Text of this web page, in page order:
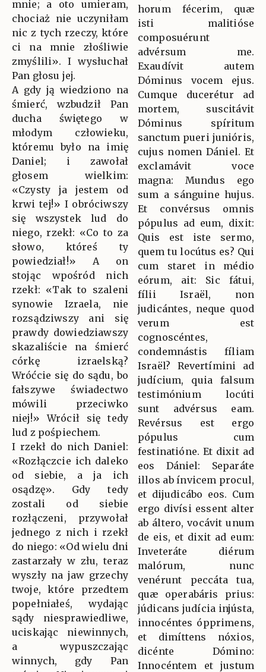
mnie; a oto umieram,
chociaż nie uczyniłam
nic z tych rzeczy, które
ci na mnie złośliwie
zmyślili». I wysłuchał
Pan głosu jej.
A gdy ją wiedziono na
śmierć, wzbudził Pan
ducha świętego w
młodym człowieku,
któremu było na imię
Daniel; i zawołał
głosem wielkim:
«Czysty ja jestem od
krwi tej!» I obróciwszy
się wszystek lud do
niego, rzekł: «Co to za
słowo, któreś ty
powiedział!» A on
stojąc wpośród nich
rzekł: «Tak to szaleni
synowie Izraela, nie
rozsądziwszy ani się
prawdy dowiedziawszy
skazaliście na śmierć
córkę izraelską?
Wróćcie się do sądu, bo
fałszywe świadectwo
mówili przeciwko
niej!» Wrócił się tedy
lud z pośpiechem.
I rzekł do nich Daniel:
«Rozłączcie ich daleko
od siebie, a ja ich
osądzę». Gdy tedy
zostali od siebie
rozłączeni, przywołał
jednego z nich i rzekł
do niego: «Od wielu dni
zastarzały w złu, teraz
wyszły na jaw grzechy
twoje, które przedtem
popełniałeś, wydając
sądy niesprawiedliwe,
uciskając niewinnych,
a wypuszczając
winnych, gdy Pan
horum fécerim, quæ
isti malitióse
composuérunt
advérsum me.
Exaudívit autem
Dóminus vocem ejus.
Cumque ducerétur ad
mortem, suscitávit
Dóminus spíritum
sanctum pueri junióris,
cujus nomen Dániel. Et
exclamávit voce
magna: Mundus ego
sum a sánguine hujus.
Et convérsus omnis
pópulus ad eum, dixit:
Quis est iste sermo,
quem tu locútus es? Qui
cum staret in médio
eórum, ait: Sic fátui,
fílii Israël, non
judicántes, neque quod
verum est
cognoscéntes,
condemnástis fíliam
Israël? Revertímini ad
judícium, quia falsum
testimónium locúti
sunt advérsus eam.
Revérsus est ergo
pópulus cum
festinatióne. Et dixit ad
eos Dániel: Separáte
illos ab ínvicem procul,
et dijudicábo eos. Cum
ergo divísi essent alter
ab áltero, vocávit unum
de eis, et dixit ad eum:
Inveteráte diérum
malórum, nunc
venérunt peccáta tua,
quæ operabáris prius:
júdicans judícia injústa,
innocéntes ópprimens,
et dimíttens nóxios,
dicénte Dómino:
Innocéntem et justum